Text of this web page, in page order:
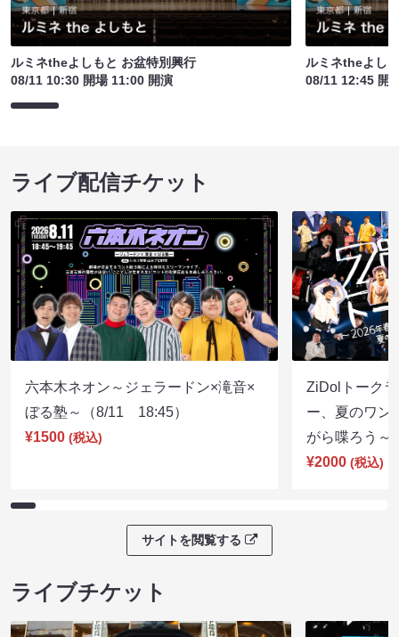
ルミネtheよしもと お盆特別興行
08/11 10:30 開場 11:00 開演
ルミネtheよし
08/11 12:45 開
ライブ配信チケット
六本木ネオン～ジェラードン×滝音×
ぼる塾～（8/11 18:45）
¥1500 (税込)
ZiDolトーク
ー、夏のワン
がら喋ろう
¥2000 (税込)
サイトを閲覧する
ライブチケット